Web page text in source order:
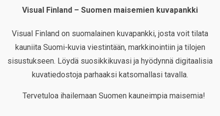
Visual Finland – Suomen maisemien kuvapankki
Visual Finland on suomalainen kuvapankki, josta voit tilata
kauniita Suomi-kuvia viestintään, markkinointiin ja tilojen
sisustukseen. Löydä suosikkikuvasi ja hyödynnä digitaalisia
kuvatiedostoja parhaaksi katsomallasi tavalla.
Tervetuloa ihailemaan Suomen kauneimpia maisemia!